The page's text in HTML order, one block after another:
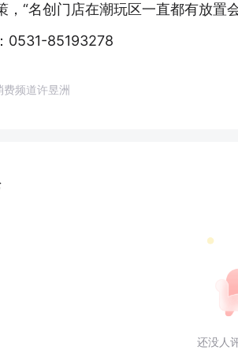
，“名创门店在潮玩区一直都有放置
0531-85193278
费频道许昱洲
还没人